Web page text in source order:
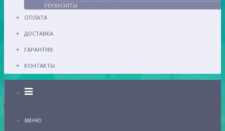
РЕКВИЗИТЫ
ОПЛАТА
ДОСТАВКА
ГАРАНТИЯ
КОНТАКТЫ
Каталог
МЕНЮ